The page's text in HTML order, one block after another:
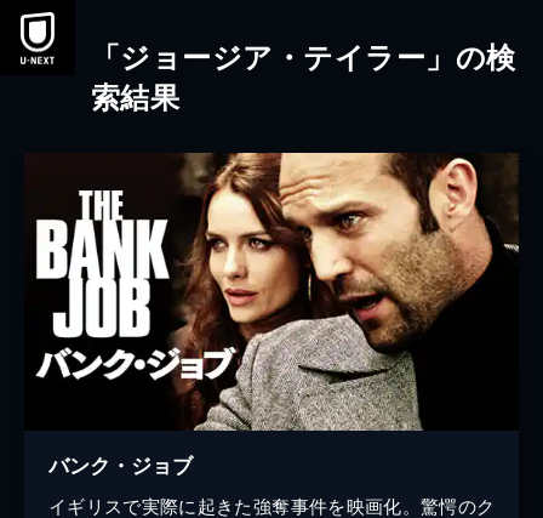
本文へスキップ
「ジョージア・テイラー」の検
索結果
バンク・ジョブ
イギリスで実際に起きた強奪事件を映画化。驚愕のク